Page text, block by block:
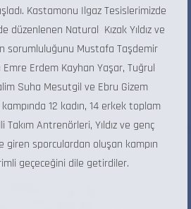
Kastamonu Ilgaz Tesislerimizde
düzenlenen Natural Kızak Yıldız ve
sorumluluğunu Mustafa Taşdemir
Erdem Kayhan Yaşar, Tuğrul
Suha Mesutgil ve Ebru Gizem
kampında 12 kadın, 14 erkek toplam
Antrenörleri, Yıldız ve genç
sporculardan oluşan kampın
geçeceğini dile getirdiler.